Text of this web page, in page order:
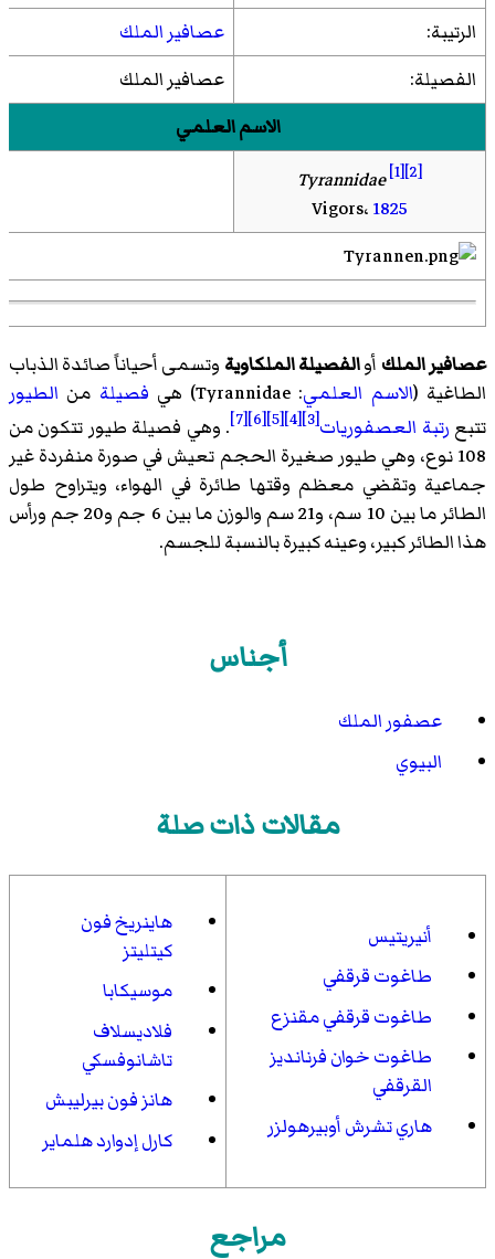
الرتيبة:
عصافير الملك
الفصيلة:
عصافير الملك
الاسم العلمي
Tyrannidae[1][2]
Vigors،1825
عصافير الملك أوالفصيلة الملكاوية وتسمى أحياناً صائدة الذباب
الطاغية (الاسم العلمي:
Tyrannidae) هي فصيلة من الطيور
تتبع رتبة العصفوريات[3]
[4]
[5]
[6]
[7]
. وهي فصيلة طيور تتكون من
108 نوع، وهي طيور صغيرة الحجم تعيش في صورة منفردة غير
جماعية وتقضي معظم وقتها طائرة في الهواء، ويتراوح طول
الطائر ما بين 10 سم، و21 سم والوزن ما بين 6 جم و20 جم ورأس
هذا الطائر كبير، وعينه كبيرة بالنسبة للجسم.
أجناس
عصفور الملك
البيوي
مقالات ذات صلة
أنيريتيس
طاغوت قرقفي
طاغوت قرقفي مقنزع
طاغوت خوان فرنانديز
القرقفي
هاري تشرش أوبيرهولزر
هاينريخ فون
كيتليتز
موسيكابا
فلاديسلاف
تاشانوفسكي
هانز فون بيرليبش
كارل إدوارد هلماير
مراجع